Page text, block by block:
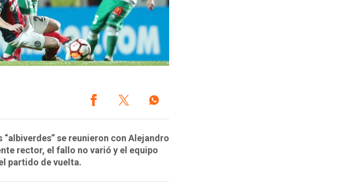
se reunieron con Alejandro
rector, el fallo no varió y el equipo
partido de vuelta.